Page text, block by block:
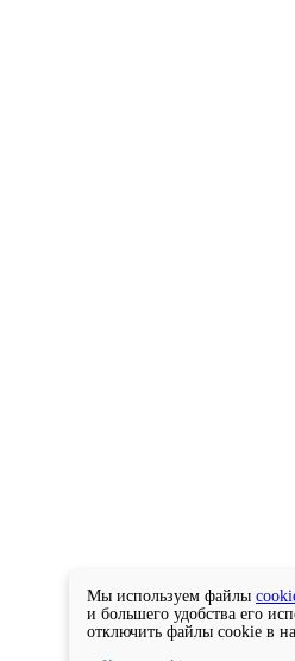
Мы используем файлы
и большего удобства его
отключить файлы cookie в